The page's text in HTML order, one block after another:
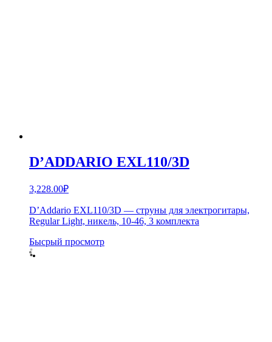
D’ADDARIO EXL110/3D
3,228.00₽
D’Addario EXL110/3D — струны для электрогитары,
Regular Light, никель, 10-46, 3 комплекта
Бысрый просмотр